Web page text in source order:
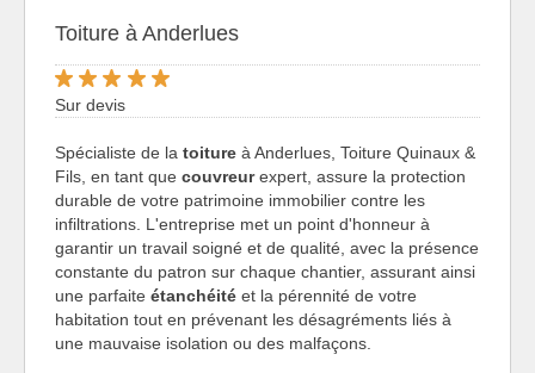
Toiture à Anderlues
Sur devis
Spécialiste de la toiture à Anderlues, Toiture Quinaux &
Fils, en tant que couvreurexpert, assure la protection
durable de votre patrimoine immobilier contre les
infiltrations. L'entreprise met un point d'honneur à
garantir un travail soigné et de qualité, avec la présence
constante du patron sur chaque chantier, assurant ainsi
une parfaite étanchéité et la pérennité de votre
habitation tout en prévenant les désagréments liés à
une mauvaise isolation ou des malfaçons.